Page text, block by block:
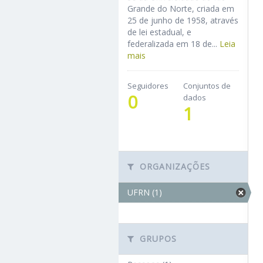
Grande do Norte, criada em
25 de junho de 1958, através
de lei estadual, e
federalizada em 18 de... Leia
mais
Seguidores
0
Conjuntos de
dados
1
ORGANIZAÇÕES
UFRN (1)
GRUPOS